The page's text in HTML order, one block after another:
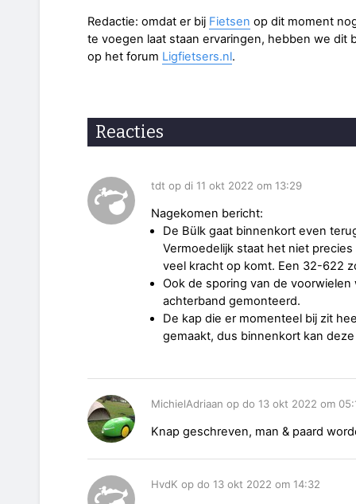
Redactie: omdat er bij Fietsen op dit moment
te voegen laat staan ervaringen, hebben we dit
op het forum Ligfietsers.nl.
Reacties
tdt op di 11 okt 2022 om 13:29
Nagekomen bericht:
De Bülk gaat binnenkort even
Vermoedelijk staat het niet
veel kracht op komt. Een 32-622
Ook de sporing van de
achterband gemonteerd.
De kap die er momenteel bij zit
gemaakt, dus binnenkort kan
MichielAdriaan op do 13 okt 2022 om
Knap geschreven, man & paard
HvdK op do 13 okt 2022 om 14:32